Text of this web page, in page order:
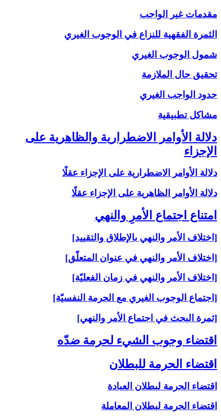
مقدمات غير الواجب
الثمرة الفقهية للنزاع في الوجوب الغيري
شمول الوجوب الغيري
تحقيق حال الملازمة
حدود الواجب الغيري
مشاكل تطبيقية
دلالة الأوامر الاضطرارية والظاهرية على
الإجزاء
دلالة الأوامر الاضطرارية على الإجزاء عقلًا
دلالة الأوامر الظاهرية على الإجزاء عقلًا
امتناع اجتماع الأمرِ والنهي‏
[اختلاف الأمر والنهي بالإطلاق والتقييد]
[اختلاف الأمر والنهي في عنوان المتعلّق]
[اختلاف الأمر والنهي في زمان الفعليّة]
[اجتماع الوجوب الغيري مع الحرمة النفسيّة]
[ثمرة البحث في اجتماع الأمر والنهي]
اقتضاء وجوب الشي‏ء لحرمة ضدّه‏
اقتضاء الحرمة للبطلان‏
اقتضاء الحرمة لبطلان العبادة
اقتضاء الحرمة لبطلان المعاملة